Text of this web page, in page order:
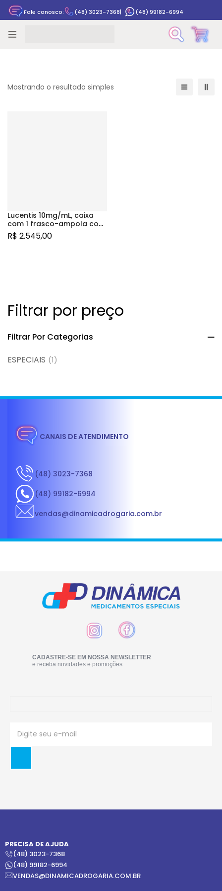
Fale conosco: (48) 3023-7368| (48) 99182-6994
Filtrar por preço
Filtrar Por Categorias
ESPECIAIS (1)
Mostrando o resultado simples
Lucentis 10mg/mL, caixa
com 1 frasco-ampola com
0,23mL de solução
intraocular + 1 seringa + 1
R$ 2.545,00
CANAIS DE ATENDIMENTO
(48) 3023-7368
(48) 99182-6994
vendas@dinamicadrogaria.com.br
CADASTRE-SE EM NOSSA NEWSLETTER
e receba novidades e promoções
PRECISA DE AJUDA
(48) 3023-7368
(48) 99182-6994
VENDAS@DINAMICADROGARIA.COM.BR